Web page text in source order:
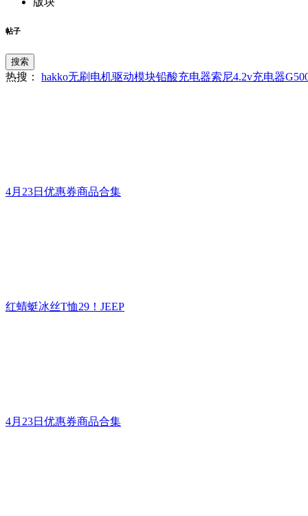
帖子
搜索
热搜： hakko无刷电机驱动模块铅酸充电器索尼4.2v充电器
4月23日优惠券商品合集
红蜻蜓冰丝T恤29！JEEP
4月23日优惠券商品合集